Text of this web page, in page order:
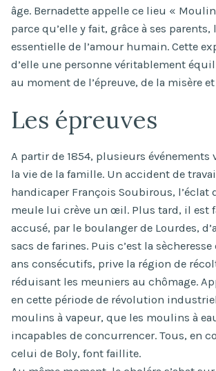
âge. Bernadette appelle ce lieu «
parce qu’elle y fait, grâce à ses parents,
essentielle de l’amour humain. Cette
d’elle une personne véritablement
au moment de l’épreuve, de la misère
Les épreuves
A partir de 1854, plusieurs événements
la vie de la famille. Un accident de
handicaper François Soubirous, l’éclat
meule lui crève un œil. Plus tard, il est
accusé, par le boulanger de Lourdes,
sacs de farines. Puis c’est la
ans consécutifs, prive la région de
réduisant les meuniers au chômage.
en cette période de révolution
moulins à vapeur, que les moulins à
incapables de concurrencer. Tous, en
celui de Boly, font faillite.